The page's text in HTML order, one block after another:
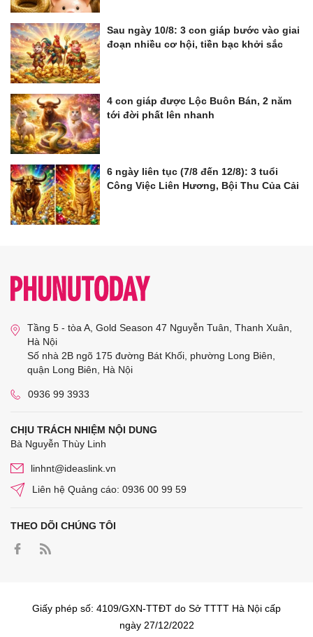
Sau ngày 10/8: 3 con giáp bước vào giai
đoạn nhiều cơ hội, tiền bạc khởi sắc
4 con giáp được Lộc Buôn Bán, 2 năm
tới đời phất lên nhanh
6 ngày liên tục (7/8 đến 12/8): 3 tuổi
Công Việc Liên Hương, Bội Thu Của Cải
Tầng 5 - tòa A, Gold Season 47 Nguyễn Tuân, Thanh Xuân,
Hà Nội
Số nhà 2B ngõ 175 đường Bát Khối, phường Long Biên,
quận Long Biên, Hà Nội
0936 99 3933
CHỊU TRÁCH NHIỆM NỘI DUNG
Bà Nguyễn Thùy Linh
linhnt@ideaslink.vn
Liên hệ Quảng cáo: 0936 00 99 59
THEO DÕI CHÚNG TÔI
Giấy phép số: 4109/GXN-TTĐT do Sở TTTT Hà Nội cấp
ngày 27/12/2022